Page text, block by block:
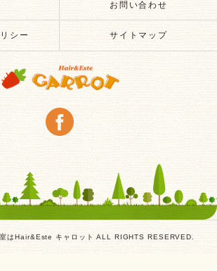
お問い合わせ
シー サイトマップ
はHair&Este キャロット ALL RIGHTS RESERVED.